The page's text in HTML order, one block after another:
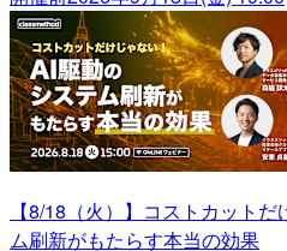
【8/18（火）】コストカット
ム刷新がもたらす本当の効果